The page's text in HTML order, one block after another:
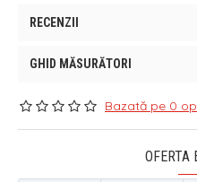
RECENZII
GHID MĂSURĂTORI
Bazată pe 0
OFERTA